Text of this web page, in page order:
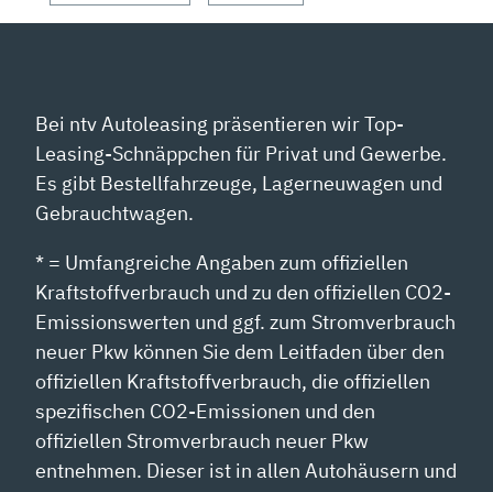
Bei ntv Autoleasing präsentieren wir Top-
Leasing-Schnäppchen für Privat und Gewerbe.
Es gibt Bestellfahrzeuge, Lagerneuwagen und
Gebrauchtwagen.
* = Umfangreiche Angaben zum offiziellen
Kraftstoffverbrauch und zu den offiziellen CO2-
Emissionswerten und ggf. zum Stromverbrauch
neuer Pkw können Sie dem Leitfaden über den
offiziellen Kraftstoffverbrauch, die offiziellen
spezifischen CO2-Emissionen und den
offiziellen Stromverbrauch neuer Pkw
entnehmen. Dieser ist in allen Autohäusern und